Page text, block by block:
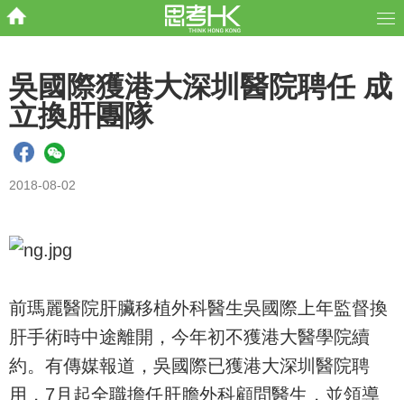
吳國際獲港大深圳醫院聘任 成
立換肝團隊
2018-08-02
前瑪麗醫院肝臟移植外科醫生吳國際上年監督換
肝手術時中途離開，今年初不獲港大醫學院續
約。有傳媒報道，吳國際已獲港大深圳醫院聘
用，7月起全職擔任肝膽外科顧問醫生，並領導